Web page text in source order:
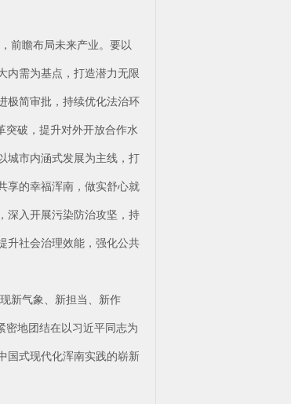
前瞻布局未来产业。要以
内需为基点，打造潜力无限
极简审批，持续优化法治环
突破，提升对外开放合作水
城市内涵式发展为主线，打
享的幸福浑南，做实舒心就
深入开展污染防治攻坚，持
升社会治理效能，强化公共
新气象、新担当、新作
密地团结在以习近平同志为
国式现代化浑南实践的崭新